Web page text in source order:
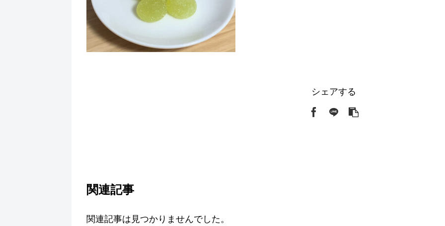
シェアする
関連記事
関連記事は見つかりませんでした。